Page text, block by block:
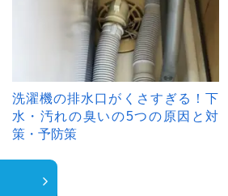
洗濯機の排水口がくさすぎる！下
水・汚れの臭いの5つの原因と対
策・予防策